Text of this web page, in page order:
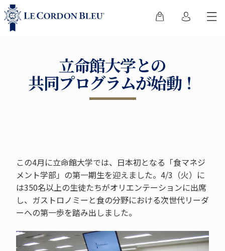
立命館大学との
共同プログラムが始動！
この4月に立命館大学では、日本初となる「食マネジ
メント学部」の第一期生を迎えました。4/3（火）に
は350名以上の生徒たちがオリエンテーションに出席
し、ガストロノミーと食の分野における次世代リーダ
ーへの第一歩を踏み出しました。